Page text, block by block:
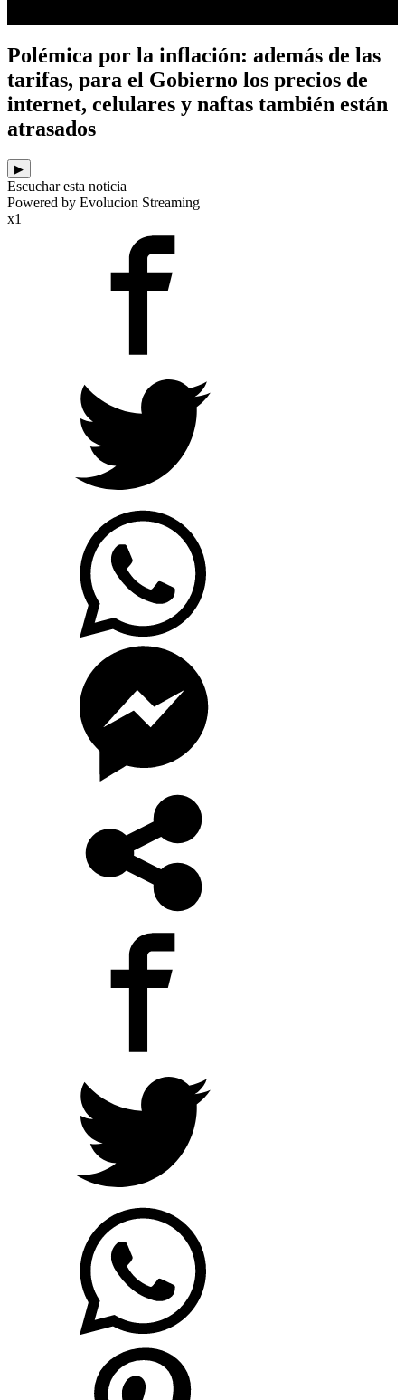
Polémica por la inflación: además de las
tarifas, para el Gobierno los precios de
internet, celulares y naftas también están
atrasados
▶
Escuchar esta noticia
Powered by Evolucion Streaming
x1